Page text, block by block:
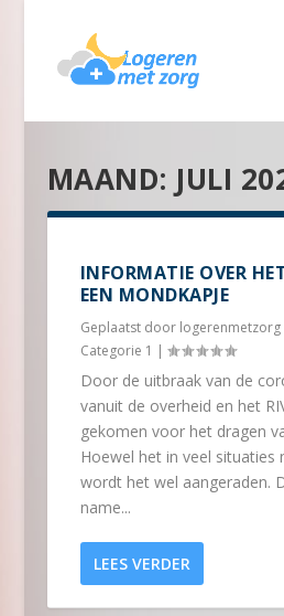
MAAND: JULI
INFORMATIE OVER
EEN MONDKAPJE
Geplaatst door logerenmetzorg
Categorie 1 |
Door de uitbraak van de
vanuit de overheid en het
gekomen voor het dragen
Hoewel het in veel situaties
wordt het wel aangeraden.
name...
LEES VERDER